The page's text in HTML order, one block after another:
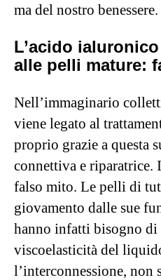
ma del nostro
L’acido
alle pelli mature:
Nell’immaginario
viene legato al
proprio grazie a questa
connettiva e riparatrice.
falso mito. Le pelli di
giovamento dalle sue
hanno infatti bisogno di
viscoelasticità del
l’interconnessione, non